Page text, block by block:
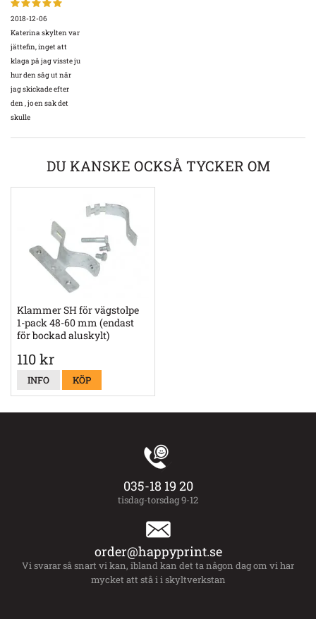
2018-12-06
Katerina skylten var
jättefin, inget att
klaga på jag visste ju
hur den såg ut när
jag skickade efter
den , jo en sak det
skulle
DU KANSKE OCKSÅ TYCKER OM
Klammer SH för vägstolpe
1-pack 48-60 mm (endast
för bockad aluskylt)
110 kr
INFO KÖP
035-18 19 20
tisdag-torsdag 9-12
order@happyprint.se
Vi svarar så snart vi kan, ibland kan det ta någon dag om vi har
mycket att stå i i skyltverkstan